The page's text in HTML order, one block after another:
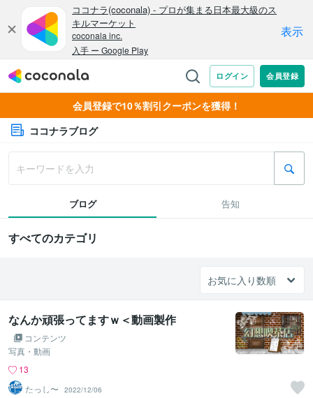
会員登録で10％割引クーポンを獲得！
ココナラブログ
ブログ 告知
すべてのカテゴリ
なんか頑張ってますｗ＜動画製作
コンテンツ
写真・動画
13
たっし〜
2022/12/06